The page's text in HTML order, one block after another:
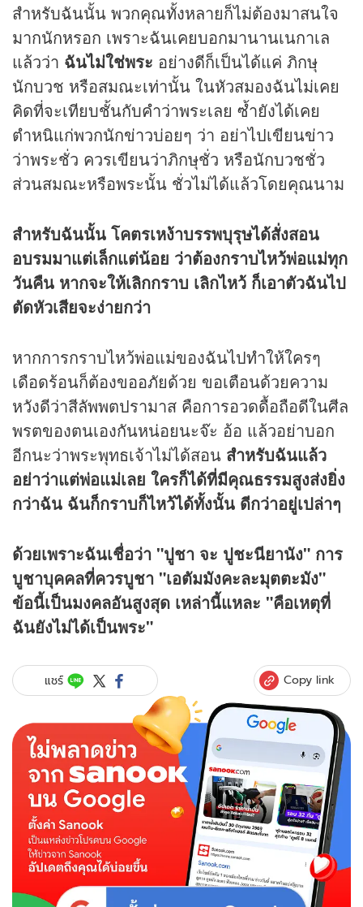
สำหรับฉันนั้น พวกคุณทั้งหลายก็ไม่ต้องมาสนใจ
มากนักหรอก เพราะฉันเคยบอกมานานเนกาเล
แล้วว่า ฉันไม่ใช่พระ อย่างดีก็เป็นได้แค่ ภิกษุ
นักบวช หรือสมณะเท่านั้น ในหัวสมองฉันไม่เคย
คิดที่จะเทียบชั้นกับคำว่าพระเลย ซ้ำยังได้เคย
ตำหนิแก่พวกนักข่าวบ่อยๆ ว่า อย่าไปเขียนข่าว
ว่าพระชั่ว ควรเขียนว่าภิกษุชั่ว หรือนักบวชชั่ว
ส่วนสมณะหรือพระนั้น ชั่วไม่ได้แล้วโดยคุณนาม
สำหรับฉันนั้น โคตรเหง้าบรรพบุรุษได้สั่งสอน
อบรมมาแต่เล็กแต่น้อย ว่าต้องกราบไหว้พ่อแม่ทุก
วันคืน หากจะให้เลิกกราบ เลิกไหว้ ก็เอาตัวฉันไป
ตัดหัวเสียจะง่ายกว่า
หากการกราบไหว้พ่อแม่ของฉันไปทำให้ใครๆ
เดือดร้อนก็ต้องขออภัยด้วย ขอเตือนด้วยความ
หวังดีว่าสีลัพพตปรามาส คือการอวดดื้อถือดีในศีล
พรตของตนเองกันหน่อยนะจ๊ะ อ้อ แล้วอย่าบอก
อีกนะว่าพระพุทธเจ้าไม่ได้สอน สำหรับฉันแล้ว
อย่าว่าแต่พ่อแม่เลย ใครก็ได้ที่มีคุณธรรมสูงส่งยิ่ง
กว่าฉัน ฉันก็กราบก็ไหว้ได้ทั้งนั้น ดีกว่าอยู่เปล่าๆ
ด้วยเพราะฉันเชื่อว่า "ปูชา จะ ปูชะนียานัง" การ
บูชาบุคคลที่ควรบูชา "เอตัมมังคะละมุตตะมัง"
ข้อนี้เป็นมงคลอันสูงสุด เหล่านี้แหละ "คือเหตุที่
ฉันยังไม่ได้เป็นพระ"
แชร์ Copy link